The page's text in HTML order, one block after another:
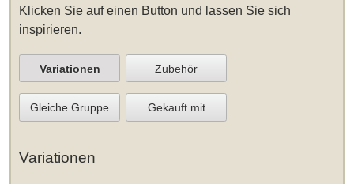
Klicken Sie auf einen Button und lassen Sie sich
inspirieren.
Variationen Zubehör
Gleiche Gruppe Gekauft mit
Variationen